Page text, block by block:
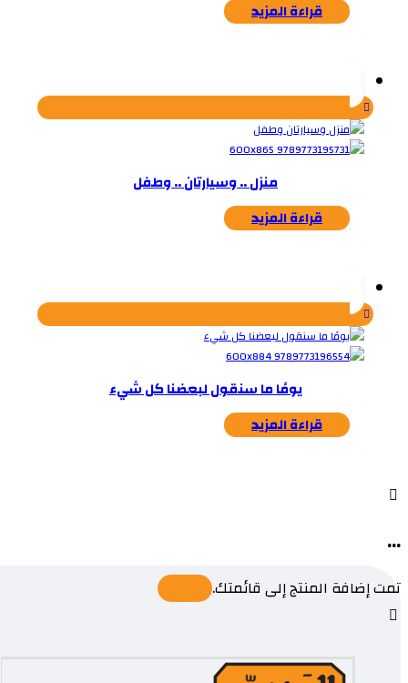
قراءة المزيد
منزل .. وسيارتان .. وطفل
قراءة المزيد
يومًا ما سنقول لبعضنا كل شيء
قراءة المزيد
...
تمت إضافة المنتج إلى قائمتك.